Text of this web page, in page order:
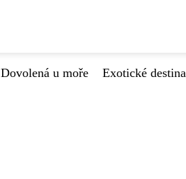
Dovolená u moře Exotické